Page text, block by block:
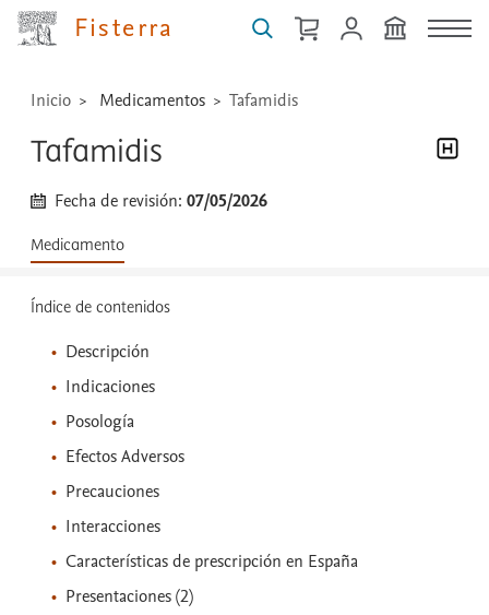
Fisterra
...
Inicio Medicamentos Tafamidis
Tafamidis
Fecha de revisión:07/05/2026
Medicamento
Índice de contenidos
Descripción
Indicaciones
Posología
Efectos Adversos
Precauciones
Interacciones
Características de prescripción en España
Presentaciones (2)